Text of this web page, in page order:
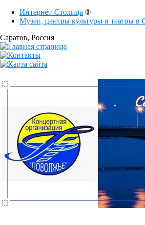
Интернет-Столица ®
Музеи, центры культуры и театры в
Саратов, Россия